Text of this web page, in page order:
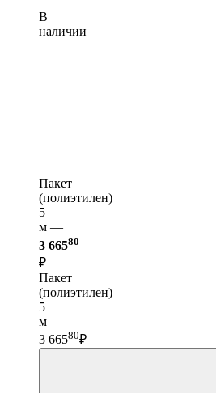
В
наличии
Пакет
(полиэтилен)
5
м —
3 66580
₽
Пакет
(полиэтилен)
5
м
3 66580₽